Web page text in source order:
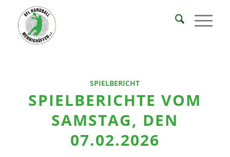
SPIELBERICHT
SPIELBERICHTE VOM
SAMSTAG, DEN
07.02.2026